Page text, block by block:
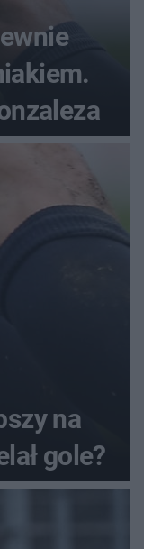
na
gole?